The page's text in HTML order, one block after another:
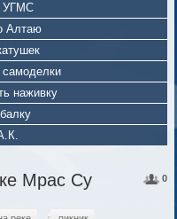
УГМС
Алтаю
наживку
0
Мрас Су